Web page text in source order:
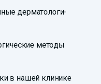
дерматологи-
методы
в нашей клинике